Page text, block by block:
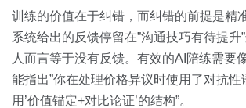
训练的价值在于纠错，而纠错的前提是精
系统给出的反馈停留在”沟通技巧有待提升
人而言等于没有反馈。有效的AI陪练需要
能指出”你在处理价格异议时使用了对抗性
用’价值锚定+对比论证’的结构”。